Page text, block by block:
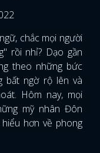
chắc mọi người
rồi nhỉ? Dạo gần
theo những bức
bất ngờ rộ lên và
Hôm nay, mọi
mỹ nhân Đôn
hơn về phong